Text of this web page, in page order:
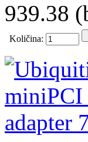
939.38
Količina: